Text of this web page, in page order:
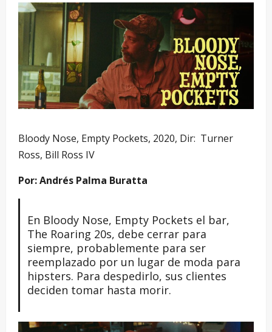
Bloody Nose, Empty Pockets, 2020, Dir: Turner
Ross, Bill Ross IV
Por: Andrés Palma Buratta
En Bloody Nose, Empty Pockets el bar,
The Roaring 20s, debe cerrar para
siempre, probablemente para ser
reemplazado por un lugar de moda para
hipsters. Para despedirlo, sus clientes
deciden tomar hasta morir.